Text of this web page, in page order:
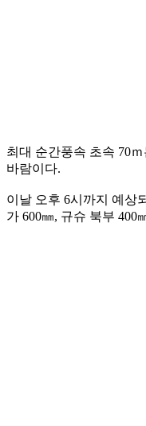
최대 순간풍속 초속 70
바람이다.
이날 오후 6시까지 예상
가 600㎜, 규슈 북부 400